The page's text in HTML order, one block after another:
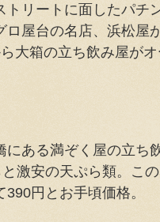
トリートに面したパチ
ロ屋台の名店、浜松屋
大箱の立ち飲み屋が
にある満ぞく屋の立ち
激安の天ぷら類。こ
円とお手頃価格。